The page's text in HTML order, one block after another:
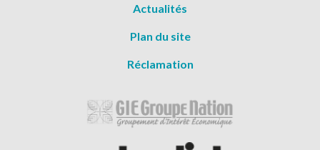
Actualités
Plan du site
Réclamation